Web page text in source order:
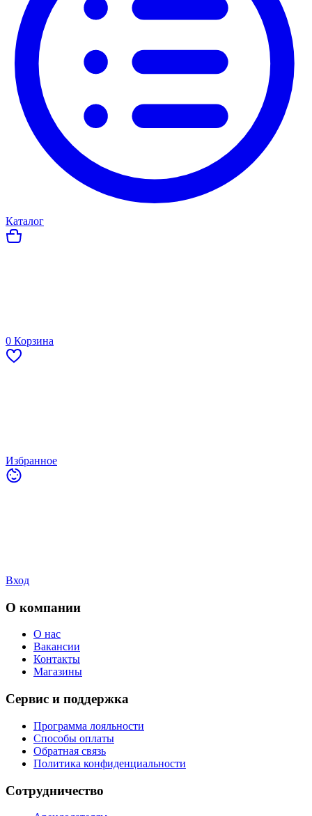
Каталог
0 Корзина
Избранное
Вход
О компании
О нас
Вакансии
Контакты
Магазины
Сервис и поддержка
Программа лояльности
Способы оплаты
Обратная связь
Политика конфиденциальности
Сотрудничество